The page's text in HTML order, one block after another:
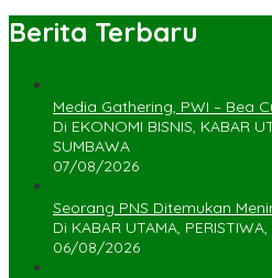
Berita Terbaru
Media Gathering, PWI – Bea
Di EKONOMI BISNIS, KABAR
SUMBAWA
07/08/2026
Seorang PNS Ditemukan
Di KABAR UTAMA,
06/08/2026